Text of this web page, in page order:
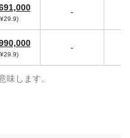
-
-
します。